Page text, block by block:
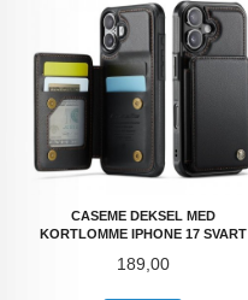
CASEME DEKSEL MED
KORTLOMME IPHONE 17 SVART
Pris
189,00